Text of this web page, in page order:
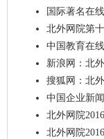
国际著名在
北外网院第
中国教育在
新浪网：北
搜狐网：北
中国企业新
北外网院
北外网院